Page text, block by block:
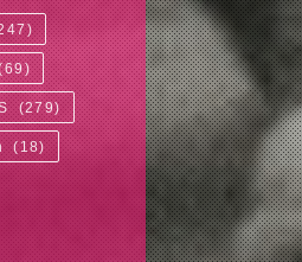
)
69)
(279)
(18)